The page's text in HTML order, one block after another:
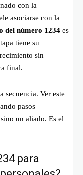
con la
asociarse con la
del número 1234 es
tiene su
sin
final.
secuencia. Ver este
pasos
un aliado. Es el
para